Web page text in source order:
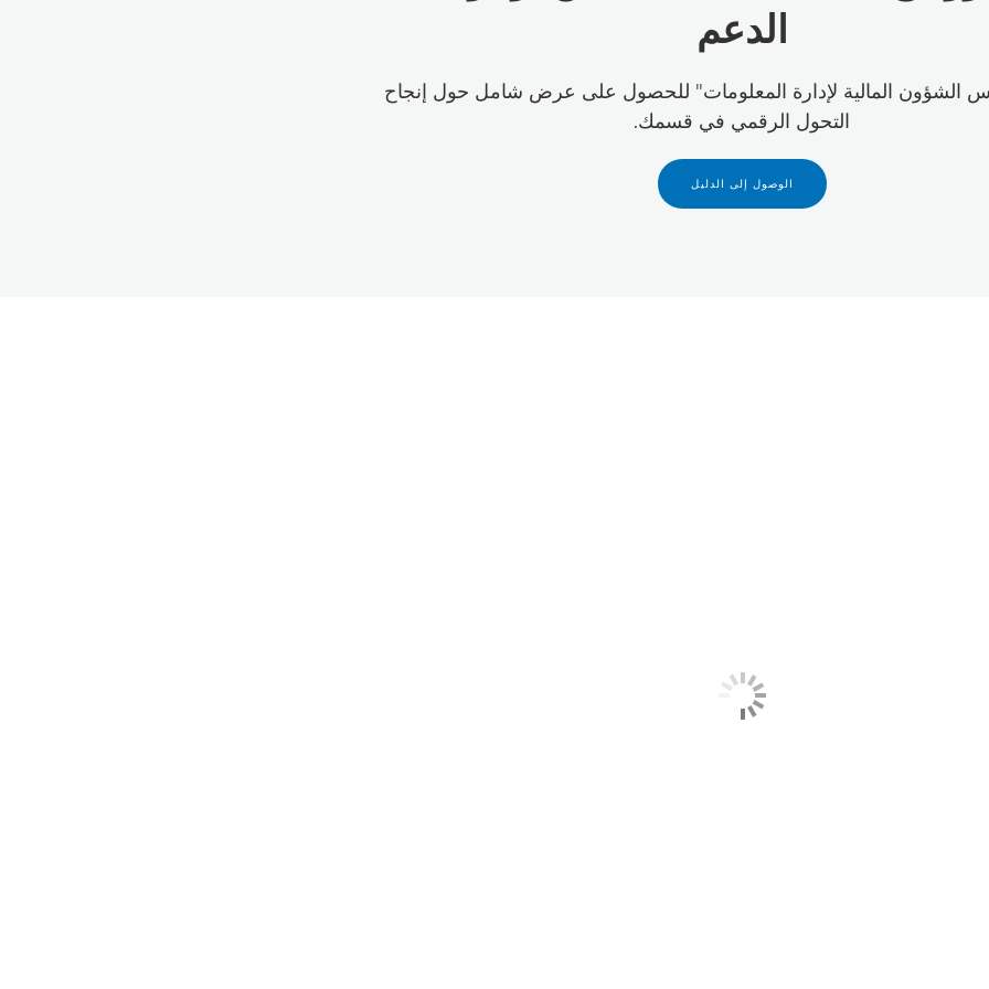
الدعم
الشؤون المالية لإدارة المعلومات" للحصول على عرض شامل حول إنجاح
التحول الرقمي في قسمك.
الوصول إلى الدليل